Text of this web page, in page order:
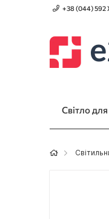
+38 (044) 592
Світло